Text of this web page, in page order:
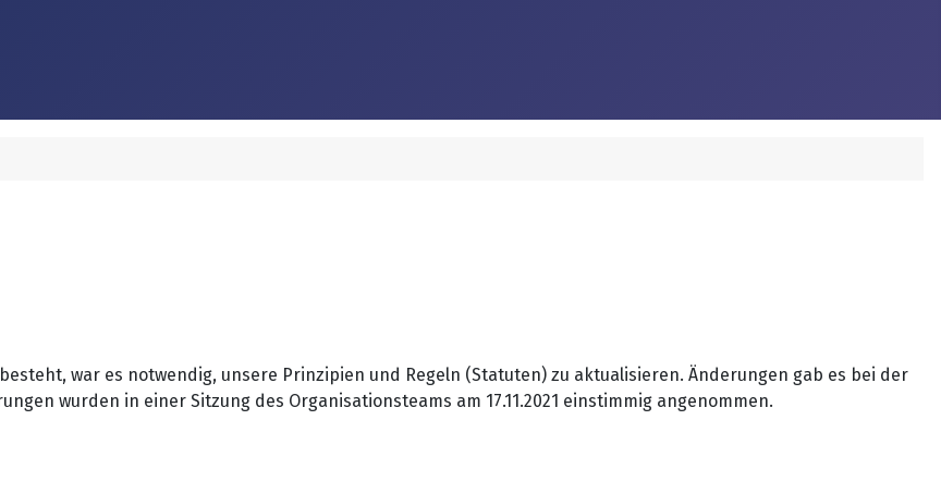
war es notwendig, unsere Prinzipien und Regeln (Statuten) zu aktualisieren. Änderungen gab es bei der
wurden in einer Sitzung des Organisationsteams am 17.11.2021 einstimmig angenommen.